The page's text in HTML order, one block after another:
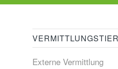
Externe Vermittlung